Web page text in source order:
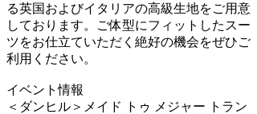
る英国およびイタリアの高級生地をご用意
しております。ご体型にフィットしたスー
ツをお仕立ていただく絶好の機会をぜひご
利用ください。
イベント情報
＜ダンヒル＞メイド トゥ メジャー トラン